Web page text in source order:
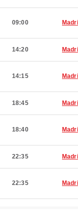
09:00
14:20
14:15
18:45
18:40
22:35
22:35